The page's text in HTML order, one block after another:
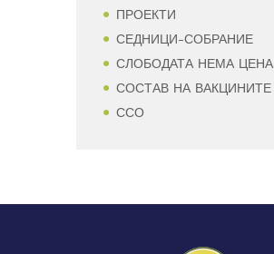
ПРОЕКТИ
СЕДНИЦИ-СОБРАНИЕ
СЛОБОДАТА НЕМА ЦЕНА
СОСТАВ НА ВАКЦИНИТЕ
ССО